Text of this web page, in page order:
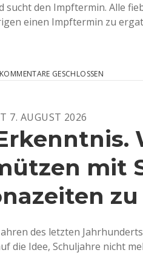
sucht den Impftermin. Alle
einen Impftermin zu
KOMMENTARE GESCHLOSSEN
7. AUGUST 2026
mit
des letzten
die Idee, Schuljahre nicht